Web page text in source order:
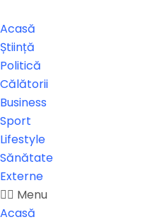
Acasă
Știință
Politică
Călătorii
Business
Sport
Lifestyle
Sănătate
Externe
Menu
Acasă